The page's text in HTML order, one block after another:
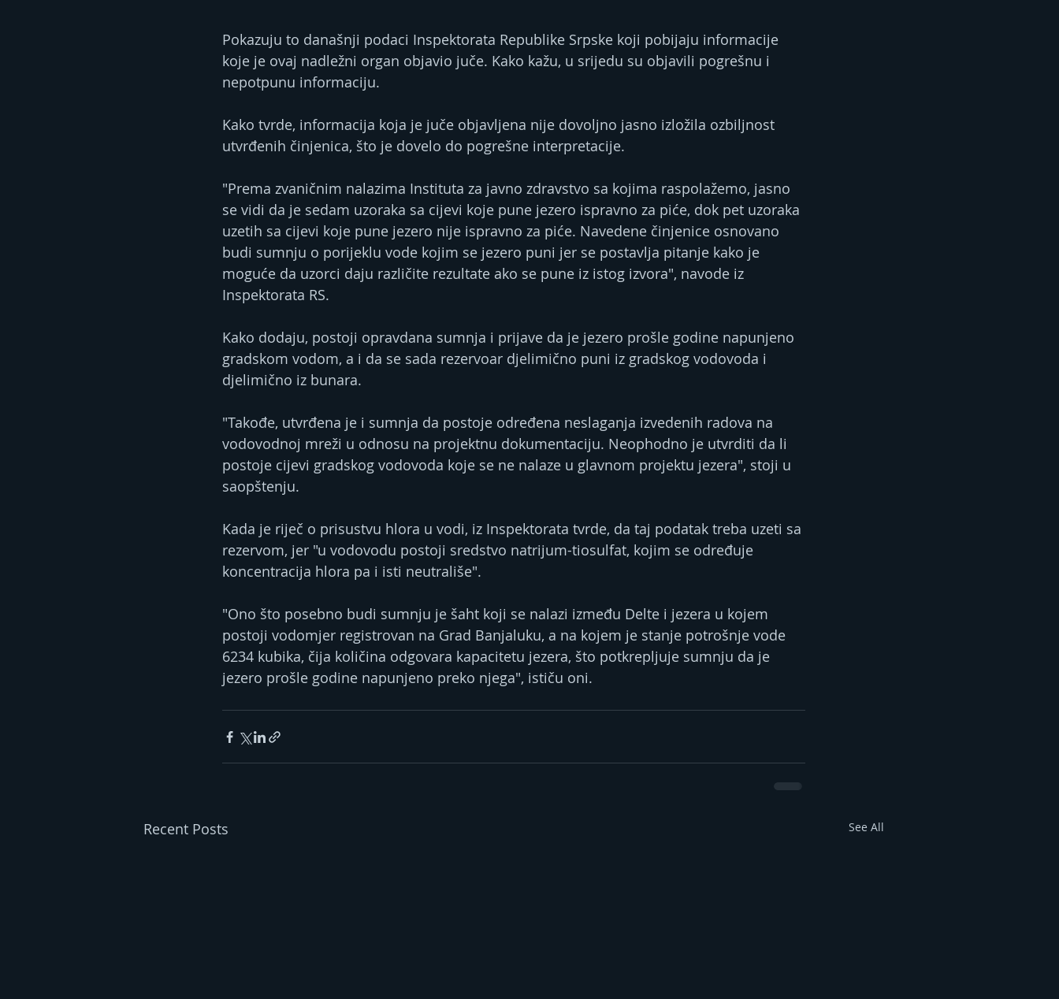
Pokazuju to današnji podaci Inspektorata Republike Srpske koji pobijaju informacije
koje je ovaj nadležni organ objavio juče. Kako kažu, u srijedu su objavili pogrešnu i
nepotpunu informaciju.
Kako tvrde, informacija koja je juče objavljena nije dovoljno jasno izložila ozbiljnost
utvrđenih činjenica, što je dovelo do pogrešne interpretacije.
"Prema zvaničnim nalazima Instituta za javno zdravstvo sa kojima raspolažemo, jasno
se vidi da je sedam uzoraka sa cijevi koje pune jezero ispravno za piće, dok pet uzoraka
uzetih sa cijevi koje pune jezero nije ispravno za piće. Navedene činjenice osnovano
budi sumnju o porijeklu vode kojim se jezero puni jer se postavlja pitanje kako je
moguće da uzorci daju različite rezultate ako se pune iz istog izvora", navode iz
Inspektorata RS.
Kako dodaju, postoji opravdana sumnja i prijave da je jezero prošle godine napunjeno
gradskom vodom, a i da se sada rezervoar djelimično puni iz gradskog vodovoda i
djelimično iz bunara.
"Takođe, utvrđena je i sumnja da postoje određena neslaganja izvedenih radova na
vodovodnoj mreži u odnosu na projektnu dokumentaciju. Neophodno je utvrditi da li
postoje cijevi gradskog vodovoda koje se ne nalaze u glavnom projektu jezera", stoji u
saopštenju.
Kada je riječ o prisustvu hlora u vodi, iz Inspektorata tvrde, da taj podatak treba uzeti sa
rezervom, jer "u vodovodu postoji sredstvo natrijum-tiosulfat, kojim se određuje
koncentracija hlora pa i isti neutrališe".
"Ono što posebno budi sumnju je šaht koji se nalazi između Delte i jezera u kojem
postoji vodomjer registrovan na Grad Banjaluku, a na kojem je stanje potrošnje vode
6234 kubika, čija količina odgovara kapacitetu jezera, što potkrepljuje sumnju da je
jezero prošle godine napunjeno preko njega", ističu oni.
Recent Posts See All